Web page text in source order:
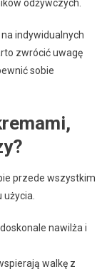
odżywczych.
indywidualnych
zwrócić uwagę
sobie
przede wszystkim
nawilża i
walkę z